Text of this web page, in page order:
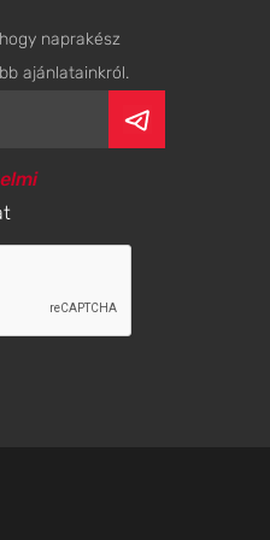
naprakész
ajánlatainkról.